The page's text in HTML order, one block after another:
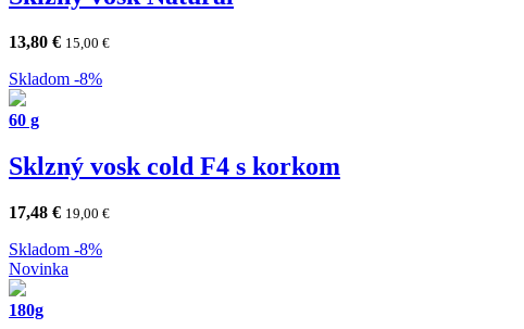
13,80 € 15,00 €
Skladom -8%
60 g
Sklzný vosk cold F4 s korkom
17,48 € 19,00 €
Skladom -8%
Novinka
180g